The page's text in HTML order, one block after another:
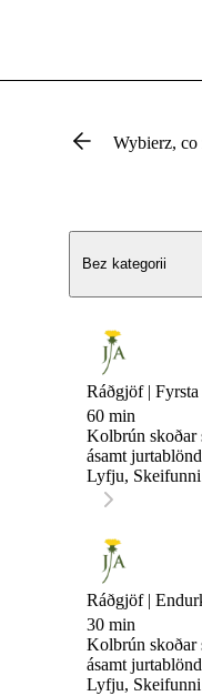
Wybierz, co
Bez kategorii
Ráðgjöf |
60 min
Kolbrún skoðar
ásamt
Lyfju, Skeifunni
Ráðgjöf |
30 min
Kolbrún skoðar
ásamt
Lyfju, Skeifunni